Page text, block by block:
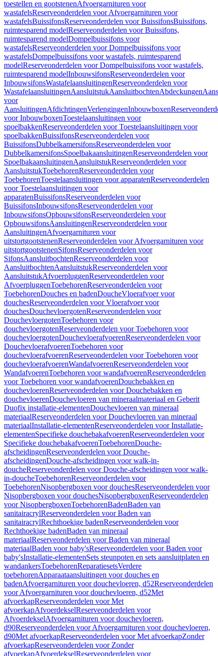
toestellen en gootstenenAfvoergarnituren voor
wastafelsReserveonderdelen voor Afvoergarnituren voor
wastafelsBuissifonsReserveonderdelen voor BuissifonsBuissifons,
ruimtesparend modelReserveonderdelen voor Buissifons,
ruimtesparend modelDompelbuissifons voor
wastafelsReserveonderdelen voor Dompelbuissifons voor
wastafelsDompelbuissifons voor wastafels, ruimtesparend
modelReserveonderdelen voor Dompelbuissifons voor wastafels,
ruimtesparend modelInbouwsifonsReserveonderdelen voor
InbouwsifonsWastafelaansluitingenReserveonderdelen voor
WastafelaansluitingenAansluitstukAansluitbochtenAbdeckungen
voor
AansluitingenAfdichtingenVerlengingenInbouwboxen
voor InbouwboxenToestelaansluitingen voor
spoelbakkenReserveonderdelen voor Toestelaansluitingen voor
spoelbakkenBuissifonsReserveonderdelen voor
BuissifonsDubbelkamersifonsReserveonderdelen voor
DubbelkamersifonsSpoelbakaansluitingenReserveonderdelen voor
SpoelbakaansluitingenAansluitstukReserveonderdelen voor
AansluitstukToebehorenReserveonderdelen voor
ToebehorenToestelaansluitingen voor apparatenReserveonderdelen
voor Toestelaansluitingen voor
apparatenBuissifonsReserveonderdelen voor
BuissifonsInbouwsifonsReserveonderdelen voor
InbouwsifonsOpbouwsifonsReserveonderdelen voor
OpbouwsifonsAansluitingenReserveonderdelen voor
AansluitingenAfvoergarnituren voor
uitstortgootstenenReserveonderdelen voor Afvoergarnituren voor
uitstortgootstenenSifonsReserveonderdelen voor
SifonsAansluitbochtenReserveonderdelen voor
AansluitbochtenAansluitstukReserveonderdelen voor
AansluitstukAfvoerpluggenReserveonderdelen voor
AfvoerpluggenToebehorenReserveonderdelen voor
ToebehorenDouches en badenDoucheVloerafvoer voor
douchesReserveonderdelen voor Vloerafvoer voor
douchesDouchevloergotenReserveonderdelen voor
DouchevloergotenToebehoren voor
douchevloergotenReserveonderdelen voor Toebehoren voor
douchevloergotenDouchevloerafvoerenReserveonderdelen voor
DouchevloerafvoerenToebehoren voor
douchevloerafvoerenReserveonderdelen voor Toebehoren voor
douchevloerafvoerenWandafvoerenReserveonderdelen voor
WandafvoerenToebehoren voor wandafvoerenReserveonderdelen
voor Toebehoren voor wandafvoerenDouchebakken en
douchevloerenReserveonderdelen voor Douchebakken en
douchevloerenDouchevloeren van mineraalmateriaal en Geberit
Duofix installatie-elementenDouchevloeren van mineraal
materiaalReserveonderdelen voor Douchevloeren van mineraal
materiaalInstallatie-elementenReserveonderdelen voor Installatie-
elementenSpecifieke douchebakafvoerenReserveonderdelen voor
Specifieke douchebakafvoerenToebehorenDouche-
afscheidingenReserveonderdelen voor Douche-
afscheidingenDouche-afscheidingen voor walk-in-
doucheReserveonderdelen voor Douche-afscheidingen voor walk-
in-doucheToebehorenReserveonderdelen voor
ToebehorenNisopbergboxen voor douchesReserveonderdelen voor
Nisopbergboxen voor douchesNisopbergboxenReserveonderdelen
voor NisopbergboxenToebehorenBadenBaden van
sanitairacrylReserveonderdelen voor Baden van
sanitairacrylRechthoekige badenReserveonderdelen voor
Rechthoekige badenBaden van mineraal
materiaalReserveonderdelen voor Baden van mineraal
materiaalBaden voor baby'sReserveonderdelen voor Baden voor
baby'sInstallatie-elementenSets steunpoten en sets aansluitplaten en
wandankersToebehorenReparatiesetsVerdere
toebehorenApparaataansluitingen voor douches en
badenAfvoergarnituren voor douchevloeren, d52Reserveonderdelen
voor Afvoergarnituren voor douchevloeren, d52Met
afvoerkapReserveonderdelen voor Met
afvoerkapAfvoerdekselReserveonderdelen voor
AfvoerdekselAfvoergarnituren voor douchevloeren,
d90Reserveonderdelen voor Afvoergarnituren voor douchevloeren,
d90Met afvoerkapReserveonderdelen voor Met afvoerkapZonder
afvoerkapReserveonderdelen voor Zonder
afvoerkapAfvoerdekselReserveonderdelen voor